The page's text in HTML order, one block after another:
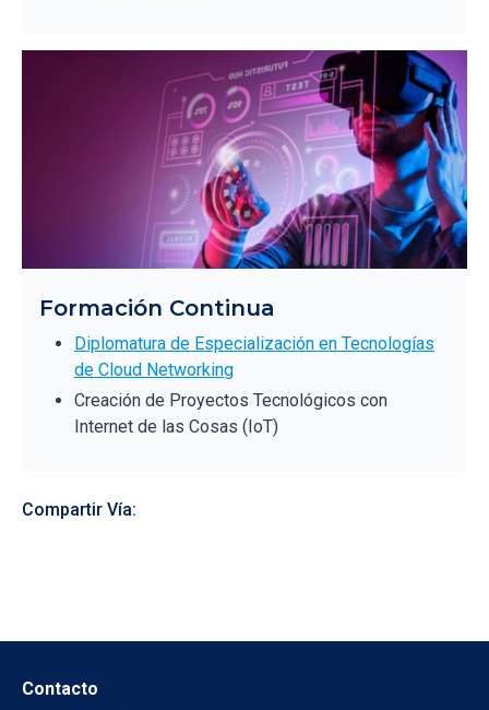
Formación Continua
Diplomatura de Especialización en Tecnologías
de Cloud Networking
Creación de Proyectos Tecnológicos con
Internet de las Cosas (IoT)
Compartir Vía:
Contacto